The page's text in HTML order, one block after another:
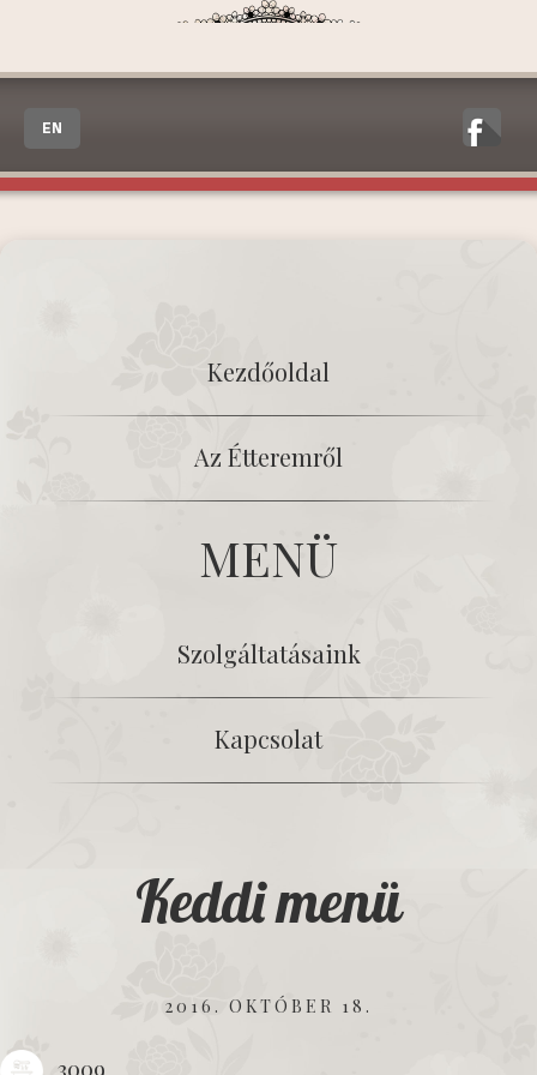
EN
Kezdőoldal
Az Étteremről
MENÜ
Szolgáltatásaink
Kapcsolat
Keddi menü
2016. OKTÓBER 18.
3009